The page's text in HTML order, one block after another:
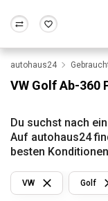
Wir bewerten dein Auto
Frankfurt Wuppertal
autohaus24
VW Golf Ab-360
Du suchst nach
Auf autohaus24
besten
VW Golf